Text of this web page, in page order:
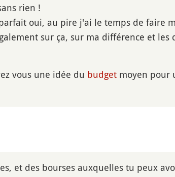
rien !
oui, au pire j'ai le temps de faire
sur ça, sur ma différence et les
vous une idée du budget moyen pour
et des bourses auxquelles tu peux